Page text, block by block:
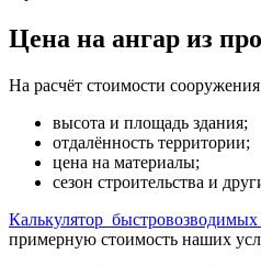
Цена на ангар из
На расчёт стоимости
высота и площадь здания;
отдалённость территории;
цена на материалы;
сезон строительства и
Калькулятор
примерную стоимость наших